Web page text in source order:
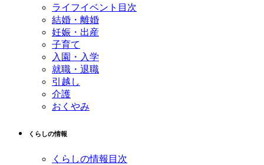
ライフイベント目次
結婚・離婚
妊娠・出産
子育て
入園・入学
就職・退職
引越し
介護
おくやみ
くらしの情報
くらしの情報目次